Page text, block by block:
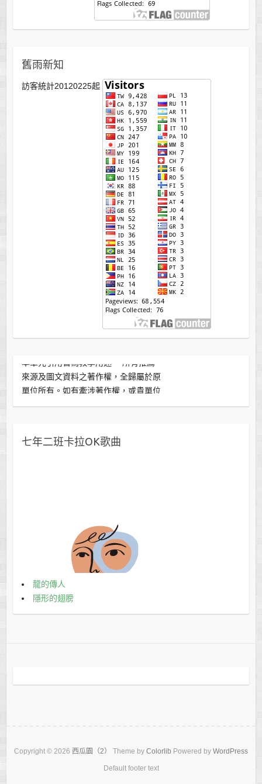
舊雨新知
訪客統計20120225起
來源及圖文資料之著作權，全歸屬於原
單位所有。如有牽涉著作權，或貴單位
七年二班卡拉OK歌曲
龍的傳人
隱形的翅膀
Copyright © 2026 西瓜園（2） Theme by Colorlib Powered by WordPress
Default footer text